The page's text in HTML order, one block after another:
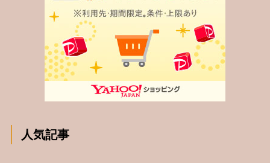
人気記事